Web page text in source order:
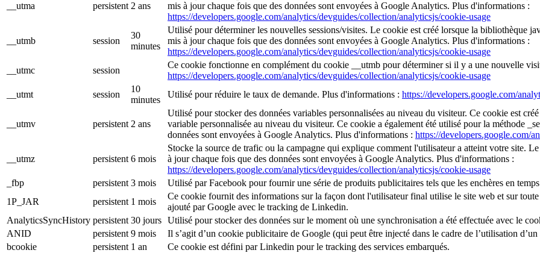
__utma persistent 2 ans
mis à jour chaque fois que des données sont envoyées à Google Analytics. Plus d'informations :
https://developers.google.com/analytics/devguides/collection/analyticsjs/cookie-usage
__utmb session
30
minutes
Utilisé pour déterminer les nouvelles sessions/visites. Le cookie est créé lorsque la bibliothèque
mis à jour chaque fois que des données sont envoyées à Google Analytics. Plus d'informations :
https://developers.google.com/analytics/devguides/collection/analyticsjs/cookie-usage
__utmc
session
Ce cookie fonctionne en complément du cookie __utmb pour déterminer si il y a une nouvelle
https://developers.google.com/analytics/devguides/collection/analyticsjs/cookie-usage
__utmt
session
10
minutes
Utilisé pour réduire le taux de demande. Plus d'informations : https://developers.google.com/
__utmv persistent 2 ans
Utilisé pour stocker des données variables personnalisées au niveau du visiteur. Ce cookie est
variable personnalisée au niveau du visiteur. Ce cookie a également été utilisé pour la méthode
données sont envoyées à Google Analytics. Plus d'informations : https://developers.google.com/
__utmz persistent 6 mois
Stocke la source de trafic ou la campagne qui explique comment l'utilisateur a atteint votre site.
à jour chaque fois que des données sont envoyées à Google Analytics. Plus d'informations :
https://developers.google.com/analytics/devguides/collection/analyticsjs/cookie-usage
_fbp
persistent 3 mois
Utilisé par Facebook pour fournir une série de produits publicitaires tels que les enchères en
1P_JAR
persistent 1 mois
Ce cookie fournit des informations sur la façon dont l'utilisateur final utilise le site web et sur
ajouté par Google avec le tracking de Linkedin.
AnalyticsSyncHistory persistent 30 jours Utilisé pour stocker des données sur le moment où une synchronisation a été effectuée avec le
ANID
persistent 9 mois
Il s’agit d’un cookie publicitaire de Google (qui peut être injecté dans le cadre de l’utilisation
bcookie
persistent 1 an
Ce cookie est défini par Linkedin pour le tracking des services embarqués.